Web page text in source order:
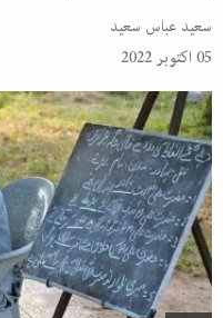
سعید عباس سعید
05 اکتوبر 2022